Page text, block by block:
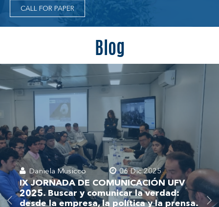
CALL FOR PAPER
Blog
Daniela Musicco 06 Dic 2025
IX JORNADA DE COMUNICACIÓN UFV
2025. Buscar y comunicar la verdad:
desde la empresa, la política y la prensa.